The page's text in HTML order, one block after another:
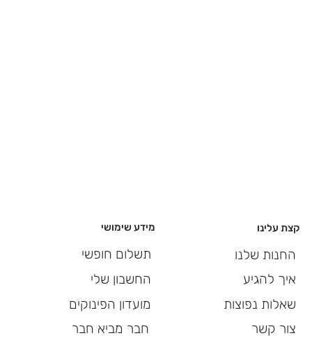
מידע שימושי
תשלום חופשי
החשבון שלי
מועדון הפינוקים
חבר מביא חבר
קצת עלינו
החנות שלנו
איך להגיע
שאלות נפוצות
צור קשר